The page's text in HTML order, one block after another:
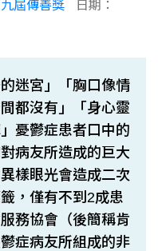
屆傳善獎
日期：
迷宮」「胸口像情
都沒有」「身心靈
憂鬱症患者口中的
病友所造成的巨大
樣眼光會造成二次
，僅有不到2成患
務協會（後簡稱肯
症病友所組成的非